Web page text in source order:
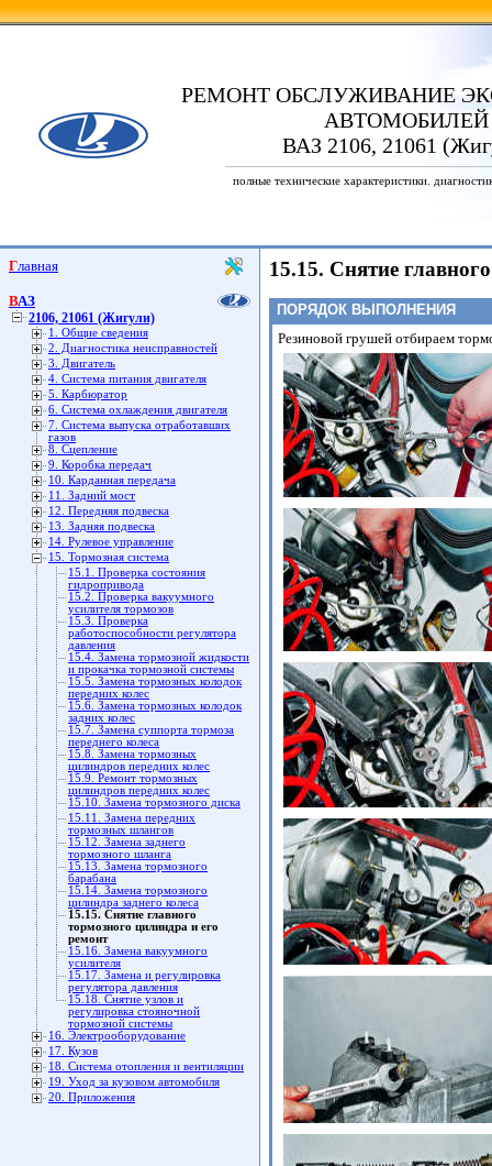
РЕМОНТ ОБСЛУЖИВАНИЕ
АВТОМОБИЛЕЙ
ВАЗ 2106, 21061
полные технические характеристики.
Главная
ВАЗ
2106, 21061 (Жигули)
1. Общие сведения
2. Диагностика неисправностей
3. Двигатель
4. Система питания двигателя
5. Карбюратор
6. Система охлаждения двигателя
7. Система выпуска отработавших
газов
8. Сцепление
9. Коробка передач
10. Карданная передача
11. Задний мост
12. Передняя подвеска
13. Задняя подвеска
14. Рулевое управление
15. Тормозная система
15.1. Проверка состояния
гидропривода
15.2. Проверка вакуумного
усилителя тормозов
15.3. Проверка
работоспособности регулятора
давления
15.4. Замена тормозной жидкости
и прокачка тормозной системы
15.5. Замена тормозных колодок
передних колес
15.6. Замена тормозных колодок
задних колес
15.7. Замена суппорта тормоза
переднего колеса
15.8. Замена тормозных
цилиндров передних колес
15.9. Ремонт тормозных
цилиндров передних колес
15.10. Замена тормозного диска
15.11. Замена передних
тормозных шлангов
15.12. Замена заднего
тормозного шланга
15.13. Замена тормозного
барабана
15.14. Замена тормозного
цилиндра заднего колеса
15.15. Снятие главного
тормозного цилиндра и его
ремонт
15.16. Замена вакуумного
усилителя
15.17. Замена и регулировка
регулятора давления
15.18. Снятие узлов и
регулировка стояночной
тормозной системы
16. Электрооборудование
17. Кузов
18. Система отопления и вентиляции
19. Уход за кузовом автомобиля
20. Приложения
15.15. Снятие
ПОРЯДОК ВЫПОЛНЕНИЯ
Резиновой грушей отбираем